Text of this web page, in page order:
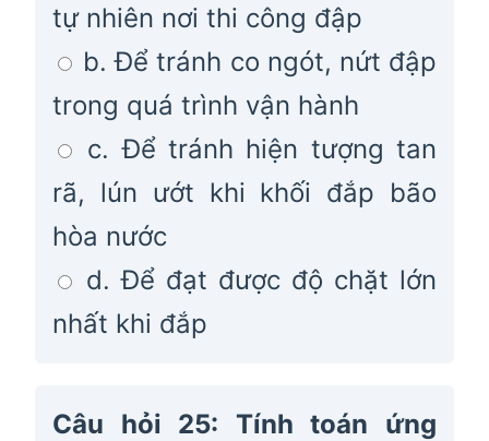
tự nhiên nơi thi công đập
b. Để tránh co ngót, nứt đập
trong quá trình vận hành
c. Để tránh hiện tượng tan
rã, lún ướt khi khối đắp bão
hòa nước
d. Để đạt được độ chặt lớn
nhất khi đắp
Câu hỏi 25: Tính toán ứng